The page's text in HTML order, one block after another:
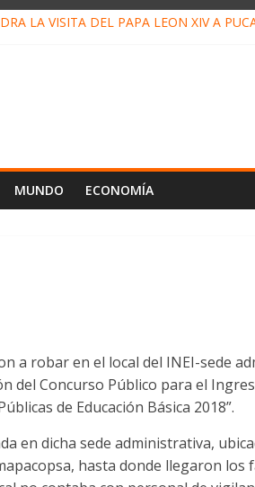
LA VISITA DEL PAPA LEÓN XIV A
MUNDO ECONOMÍA
a robar en el local del INEI-sede
del Concurso Público para el
de Educación Básica 2018”.
en dicha sede administrativa,
hasta donde llegaron los